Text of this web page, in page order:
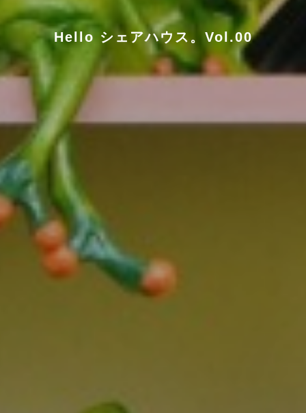
Hello シェアハウス。Vol.00